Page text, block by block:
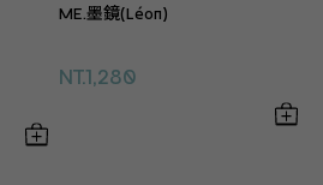
ME.墨鏡(Léon)
NT.1,280